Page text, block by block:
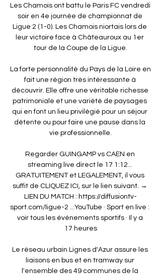
Les Chamois ont battu le Paris FC vendredi
soir en 4e journée de championnat de
Ligue 2 (1-0). Les Chamois niortais lors de
leur victoire face à Châteauroux au 1er
tour de la Coupe de la Ligue.
La forte personnalité du Pays de la Loire en
fait une région très intéressante à
découvrir. Elle offre une véritable richesse
patrimoniale et une variété de paysages
qui en font un lieu privilégié pour un séjour
détente ou pour faire une pause dans la
vie professionnelle.
Regarder GUINGAMP vs CAEN en
streaming live direct le 17 1:12...
GRATUITEMENT et LEGALEMENT, il vous
suffit de CLIQUEZ ICI, sur le lien suivant. →
LIEN DU MATCH : https://diffusiontv-
sport.com/ligue-2 ...YouTube · Sport en live :
voir tous les événements sportifs · Il y a
17 heures
Le réseau urbain Lignes d'Azur assure les
liaisons en bus et en tramway sur
l'ensemble des 49 communes de la